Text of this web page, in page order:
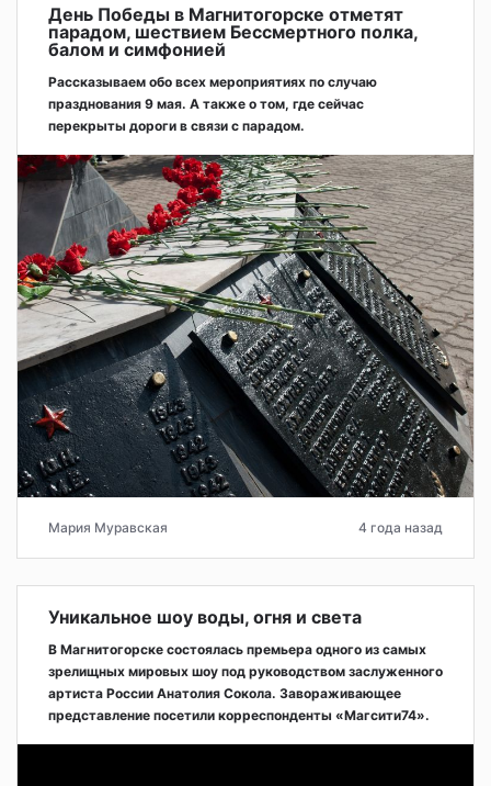
День Победы в Магнитогорске отметят
парадом, шествием Бессмертного полка,
балом и симфонией
Рассказываем обо всех мероприятиях по случаю
празднования 9 мая. А также о том, где сейчас
перекрыты дороги в связи с парадом.
Мария Муравская 4 года назад
Уникальное шоу воды, огня и света
В Магнитогорске состоялась премьера одного из самых
зрелищных мировых шоу под руководством заслуженного
артиста России Анатолия Сокола. Завораживающее
представление посетили корреспонденты «Магсити74».